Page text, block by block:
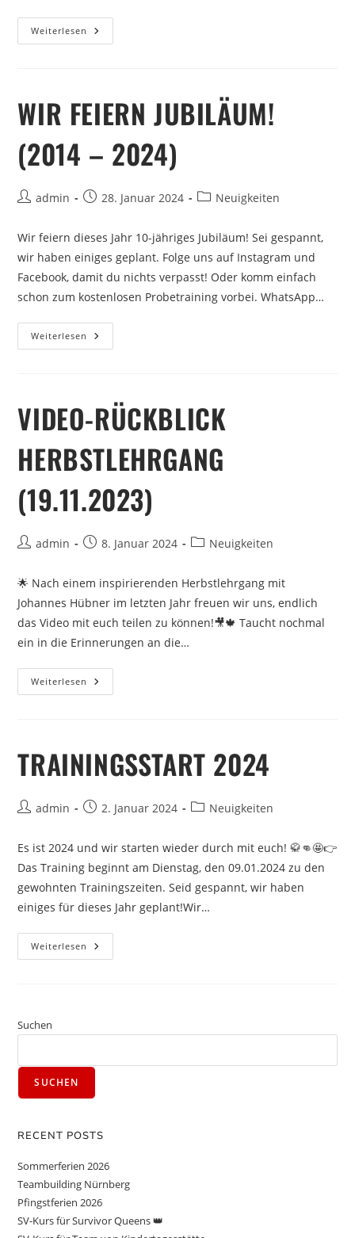
Weiterlesen
WIR FEIERN JUBILÄUM!
(2014 – 2024)
admin 28. Januar 2024 Neuigkeiten
Wir feiern dieses Jahr 10-jähriges Jubiläum! Sei gespannt,
wir haben einiges geplant. Folge uns auf Instagram und
Facebook, damit du nichts verpasst! Oder komm einfach
schon zum kostenlosen Probetraining vorbei. WhatsApp…
Weiterlesen
VIDEO-RÜCKBLICK
HERBSTLEHRGANG
(19.11.2023)
admin 8. Januar 2024 Neuigkeiten
🌟 Nach einem inspirierenden Herbstlehrgang mit
Johannes Hübner im letzten Jahr freuen wir uns, endlich
das Video mit euch teilen zu können!🎥🍁 Taucht nochmal
ein in die Erinnerungen an die…
Weiterlesen
TRAININGSSTART 2024
admin 2. Januar 2024 Neuigkeiten
Es ist 2024 und wir starten wieder durch mit euch! 🥋👊🤩👉
Das Training beginnt am Dienstag, den 09.01.2024 zu den
gewohnten Trainingszeiten. Seid gespannt, wir haben
einiges für dieses Jahr geplant!Wir…
Weiterlesen
Suchen
SUCHEN
RECENT POSTS
Sommerferien 2026
Teambuilding Nürnberg
Pfingstferien 2026
SV-Kurs für Survivor Queens 👑